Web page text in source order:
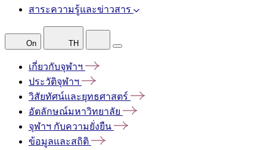
สาระความรู้และข่าวสาร
On TH
เกี่ยวกับจุฬาฯ
ประวัติจุฬาฯ
วิสัยทัศน์และยุทธศาสตร์
อัตลักษณ์มหาวิทยาลัย
จุฬาฯ กับความยั่งยืน
ข้อมูลและสถิติ